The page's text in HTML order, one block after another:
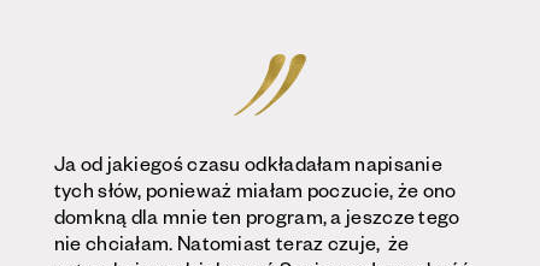
Ja od jakiegoś czasu odkładałam napisanie
tych słów, ponieważ miałam poczucie, że ono
domkną dla mnie ten program, a jeszcze tego
nie chciałam. Natomiast teraz czuje, że